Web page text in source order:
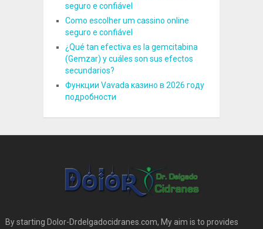
seguro e confiável
Como escolher um cassino online
seguro e confiável
¿Qué tan efectiva es la gemcitabina
(Gemzar) y cuáles son sus efectos
secundarios?
Функции Vavada казино в 2026 году
подробности
By starting Dolor-Drdelgadocidranes.com, My aim is to provides